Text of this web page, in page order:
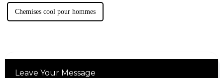
Chemises cool pour hommes
Leave Your Message